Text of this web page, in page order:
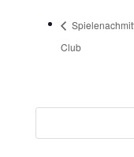
Club